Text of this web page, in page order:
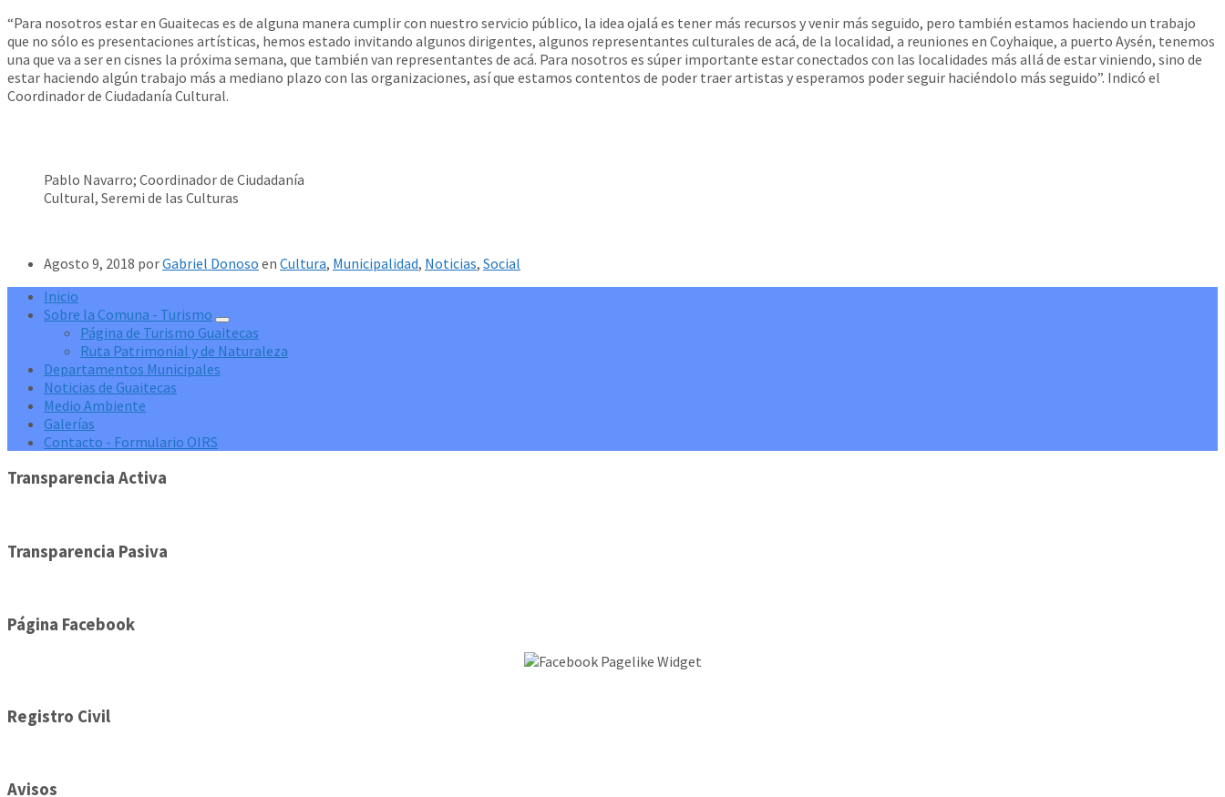
“Para nosotros estar en Guaitecas es de alguna manera cumplir con nuestro servicio público, la idea ojalá es tener más recursos y venir más seguido, pero también estamos haciendo un trabajo
que no sólo es presentaciones artísticas, hemos estado invitando algunos dirigentes, algunos representantes culturales de acá, de la localidad, a reuniones en Coyhaique, a puerto Aysén, tenemos
una que va a ser en cisnes la próxima semana, que también van representantes de acá. Para nosotros es súper importante estar conectados con las localidades más allá de estar viniendo, sino de
estar haciendo algún trabajo más a mediano plazo con las organizaciones, así que estamos contentos de poder traer artistas y esperamos poder seguir haciéndolo más seguido”. Indicó el
Coordinador de Ciudadanía Cultural.
Pablo Navarro; Coordinador de Ciudadanía
Cultural, Seremi de las Culturas
Agosto 9, 2018 porGabriel Donoso en Cultura, Municipalidad, Noticias, Social
Inicio
Sobre la Comuna - Turismo
Página de Turismo Guaitecas
Ruta Patrimonial y de Naturaleza
Departamentos Municipales
Noticias de Guaitecas
Medio Ambiente
Galerías
Contacto - Formulario OIRS
Transparencia Activa
Transparencia Pasiva
Página Facebook
Registro Civil
Avisos